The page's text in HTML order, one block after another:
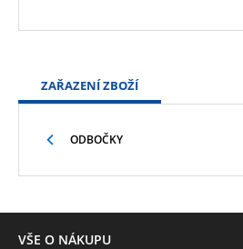
ZAŘAZENÍ ZBOŽÍ
ODBOČKY
VŠE O NÁKUPU